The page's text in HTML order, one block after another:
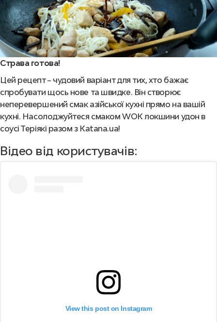
Страва готова!
Цей рецепт – чудовий варіант для тих, хто бажає
спробувати щось нове та швидке. Він створює
неперевершений смак азійської кухні прямо на вашій
кухні. Насолоджуйтеся смаком WOK локшини удон в
соусі Теріякі разом з Katana.ua!
Відео від користувачів:
View this post on Instagram